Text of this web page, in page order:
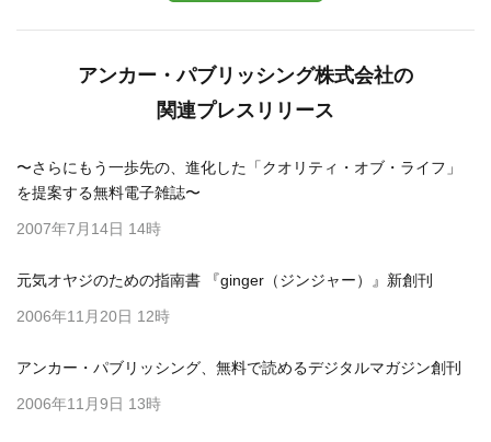
アンカー・パブリッシング株式会社の
関連プレスリリース
〜さらにもう一歩先の、進化した「クオリティ・オブ・ライフ」
を提案する無料電子雑誌〜
2007年7月14日 14時
元気オヤジのための指南書 『ginger（ジンジャー）』新創刊
2006年11月20日 12時
アンカー・パブリッシング、無料で読めるデジタルマガジン創刊
2006年11月9日 13時